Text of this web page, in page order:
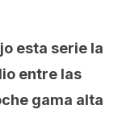
esta serie la
entre las
gama alta